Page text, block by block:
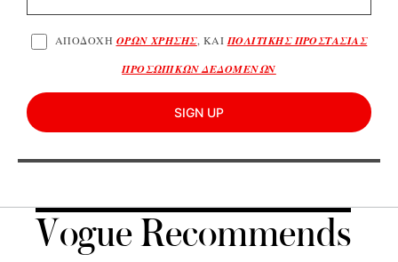
ΑΠΟΔΟΧΗ ΟΡΩΝ ΧΡΗΣΗΣ, ΚΑΙ ΠΟΛΙΤΙΚΗΣ ΠΡΟΣΤΑΣΙΑΣ
ΠΡΟΣΩΠΙΚΩΝ ΔΕΔΟΜΕΝΩΝ
SIGN UP
Vogue Recommends